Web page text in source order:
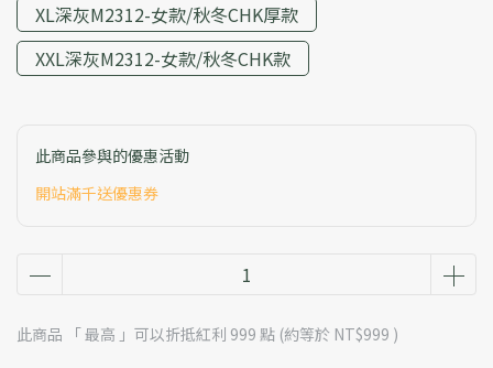
XL深灰M2312-女款/秋冬CHK厚款
XXL深灰M2312-女款/秋冬CHK款
此商品參與的優惠活動
開站滿千送優惠券
此商品 「 最高 」可以折抵紅利 999 點 (約等於 NT$999 )